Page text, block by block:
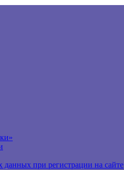
данных при регистрации на сайте